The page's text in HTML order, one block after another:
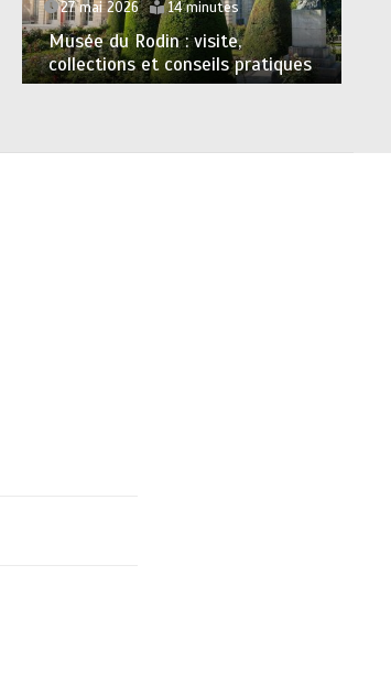
27 mai 2026 14 minutes
Musée du Rodin : visite,
collections et conseils pratiques